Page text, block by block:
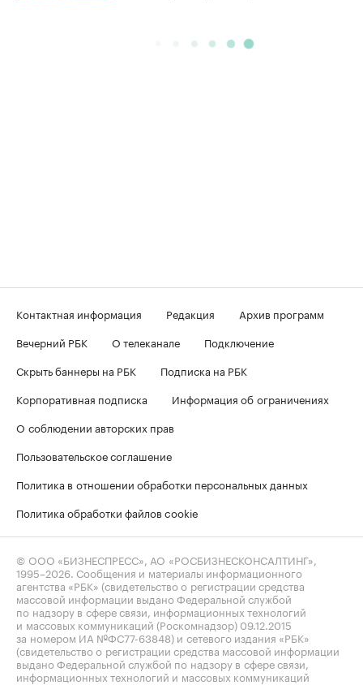
Контактная информация Редакция
Архив программ
Вечерний РБК
О телеканале
Подключение
Скрыть баннеры на РБК
Подписка на РБК
Корпоративная подписка
Информация об ограничениях
О соблюдении авторских прав
Пользовательское соглашение
Политика в отношении обработки персональных данных
Политика обработки файлов cookie
© ООО «БИЗНЕСПРЕСС», АО «РОСБИЗНЕСКОНСАЛТИНГ»,
1995–2026. Сообщения и материалы информационного
агентства «РБК» (свидетельство о регистрации средства
массовой информации выдано Федеральной службой
по надзору в сфере связи, информационных технологий
и массовых коммуникаций (Роскомнадзор) 09.12.2015
за номером ИА №ФС77-63848) и сетевого издания «РБК»
(свидетельство о регистрации средства массовой информации
выдано Федеральной службой по надзору в сфере связи,
информационных технологий и массовых коммуникаций